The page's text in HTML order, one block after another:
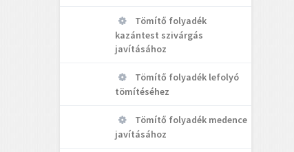
Tömítő folyadék
kazántest szivárgás
javításához
Tömítő folyadék lefolyó
tömítéséhez
Tömítő folyadék medence
javításához